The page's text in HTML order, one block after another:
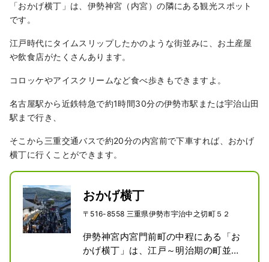
「おかげ横丁」は、伊勢神宮（内宮）の隣にある観光スポット
です。
江戸時代にタイムスリップしたかのような街並みに、お土産屋
や飲食店がたくさんあります。
コロッケやアイスクリームなど食べ歩きもできますよ。
名古屋駅から近鉄特急で約1時間30分の伊勢市駅または宇治山田
駅まで行き、
そこから三重交通バスで約20分の内宮前で下車すれば、おかげ
横丁に行くことができます。
おかげ横丁
〒516-8558 三重県伊勢市宇治中之切町５２
伊勢神宮内宮門前町の中程にある「お
かげ横丁」は、江戸～明治期の町並み